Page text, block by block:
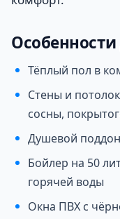
Тёплый пол в
Стены и
сосны,
Душевой
Бойлер на 50
горячей воды
Окна ПВХ с